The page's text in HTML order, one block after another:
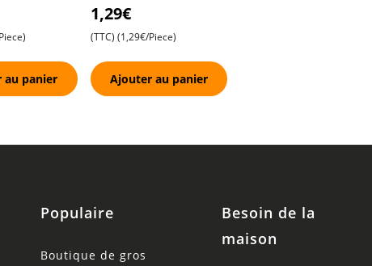
au panier
Durable et Élégante
1,29€
(TTC) (1,29€/Piece)
Ajouter au panier
Populaire
Boutique de gros
Besoin de la
maison